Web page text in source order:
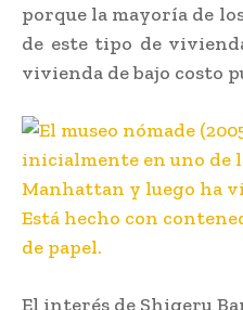
porque la mayoría de
de este tipo de
vivienda de bajo costo
El interés de Shigeru